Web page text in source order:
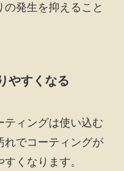
発生を抑えること
やすくなる
ティングは使い込む
れでコーティングが
くなります。